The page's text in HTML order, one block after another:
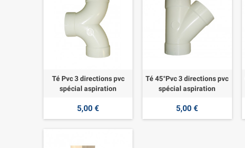
Té Pvc 3 directions pvc
spécial aspiration
5,00 €
Té 45°Pvc 3 directions pvc
spécial aspiration
5,00 €